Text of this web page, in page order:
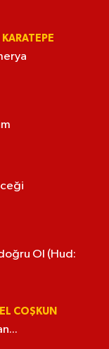
Ol (Hud:
COŞKUN